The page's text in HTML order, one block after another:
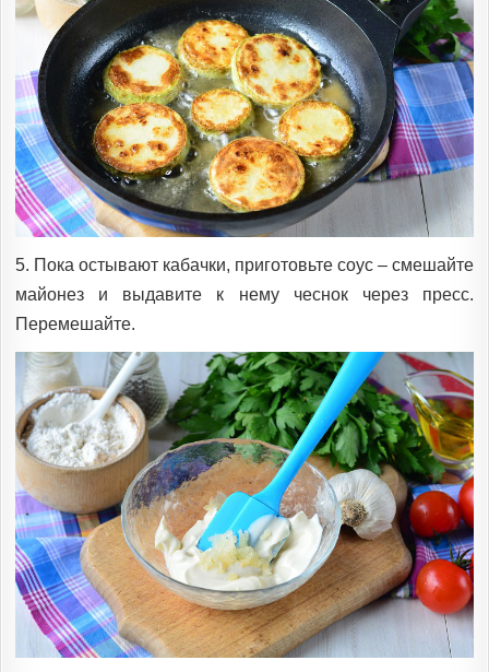
5. Пока остывают кабачки, приготовьте соус – смешайте
майонез и выдавите к нему чеснок через пресс.
Перемешайте.